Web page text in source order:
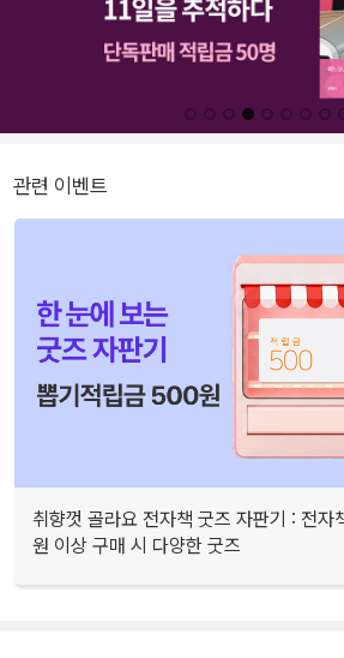
관련 이벤트
취향껏 골라요 전자책 굿즈 자판기 : 전자
원 이상 구매 시 다양한 굿즈